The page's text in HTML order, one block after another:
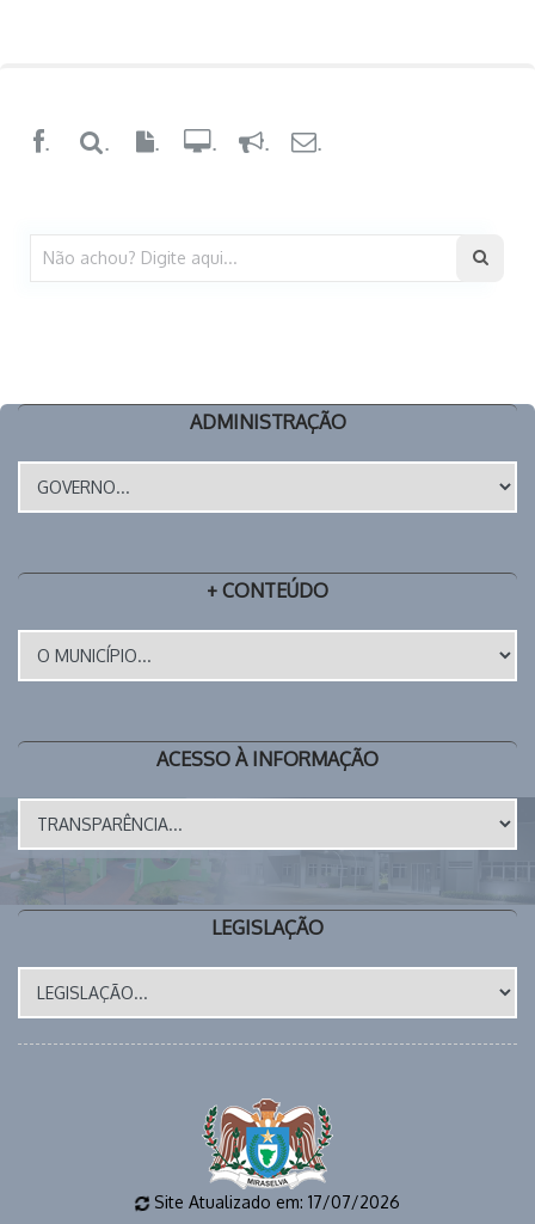
. . .
ADMINISTRAÇÃO
+ CONTEÚDO
ACESSO À INFORMAÇÃO
LEGISLAÇÃO
Site Atualizado em: 17/07/2026